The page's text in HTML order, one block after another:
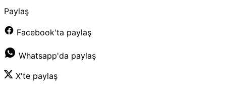
Paylaş
Facebook'ta paylaş
Whatsapp'da paylaş
X'te paylaş